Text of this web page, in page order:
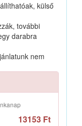
külső
további
darabra
nem
13153 Ft